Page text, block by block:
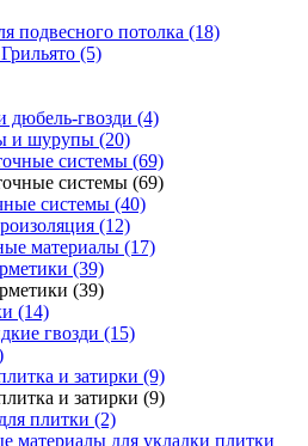
подвесного потолка (18)
(5)
дюбель-гвозди (4)
и шурупы (20)
системы (69)
системы (69)
системы (40)
(12)
материалы (17)
(39)
(39)
(14)
гвозди (15)
и затирки (9)
и затирки (9)
плитки (2)
материалы для укладки плитки